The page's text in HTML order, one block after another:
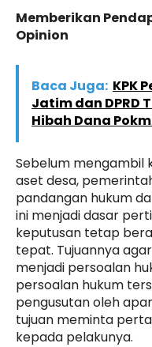
Memberikan
Opinion
Baca Juga: KPK
Jatim dan DPRD
Hibah Dana
Sebelum mengambil
aset desa,
pandangan hukum
ini menjadi dasar
keputusan tetap
tepat. Tujuannya
menjadi persoalan
persoalan hukum
pengusutan oleh
tujuan meminta
kepada pelakunya.